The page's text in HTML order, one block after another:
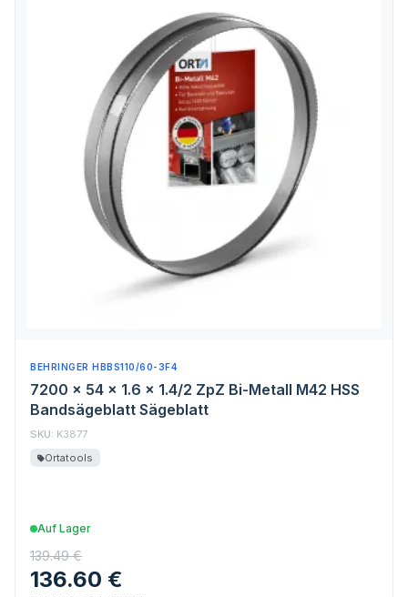
BEHRINGER HBBS110/60-3F4
7200 x 54 x 1.6 x 1.4/2 ZpZ Bi-Metall M42 HSS
Bandsägeblatt Sägeblatt
SKU: K3877
Ortatools
Auf Lager
139.49 €
136.60 €